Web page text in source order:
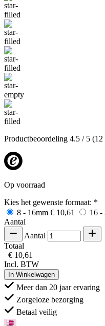
Productbeoordeling 4.5 / 5 (12
Op voorraad
Kies het gewenste formaat: *
8 - 16mm € 10,61 16 -
Aantal
Aantal
Totaal
€ 10,61
Incl. BTW
In Winkelwagen
Meer dan 20 jaar ervaring
Zorgeloze bezorging
Betaal veilig